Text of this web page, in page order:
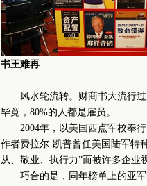
书王难再
风水轮流转。财商书大流行过
毕竟，80%的人都是雇员。
2004年，以美国西点军校奉行
作者费拉尔·凯普曾任美国陆军特
从、敬业、执行力”而被许多企业
巧合的是，同年榜单上的亚军